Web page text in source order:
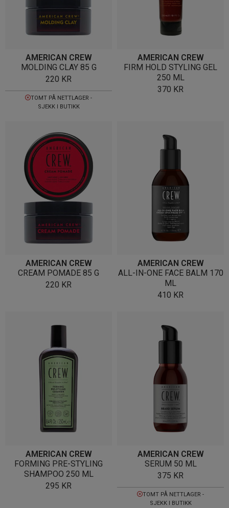
AMERICAN CREW
MOLDING CLAY 85 G
220 KR
TOMT PÅ NETTLAGER -
SJEKK I BUTIKK
AMERICAN CREW
FIRM HOLD STYLING GEL
250 ML
370 KR
AMERICAN CREW
CREAM POMADE 85 G
220 KR
AMERICAN CREW
ALL-IN-ONE FACE BALM 170
ML
410 KR
AMERICAN CREW
FORMING PRE-STYLING
SHAMPOO 250 ML
295 KR
AMERICAN CREW
SERUM 50 ML
375 KR
TOMT PÅ NETTLAGER -
SJEKK I BUTIKK